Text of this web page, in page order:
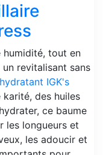
humidité, tout en
revitalisant sans
IGK's
des huiles
ce baume
les longueurs et
les adoucir et